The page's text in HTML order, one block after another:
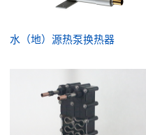
水（地）源热泵换热器